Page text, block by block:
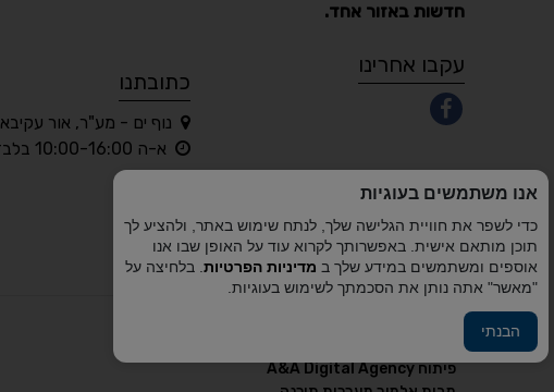
חדשות באזור אחד.
עקבו אחרינו
כתובתנו
נוף ים - מע"ר, אור עקיבא
א-ה 10:00-16:00 בלבד
פיתוח A&A Digital Agency
אנו משתמשים בעוגיות
כדי לשפר את חוויית הגלישה שלך, לנתח שימוש באתר, ולהציע לך
תוכן מותאם אישית. באפשרותך לקרוא עוד על האופן שבו אנו
אוספים ומשתמשים במידע שלך ב מדיניות הפרטיות . בלחיצה על
"מאשר" אתה נותן את הסכמתך לשימוש בעוגיות.
הבנתי